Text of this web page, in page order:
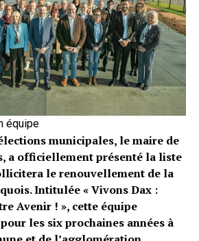
équipe
municipales, le maire de
a officiellement présenté la liste
le renouvellement de la
Intitulée « Vivons Dax :
Avenir ! », cette équipe
les six prochaines années à